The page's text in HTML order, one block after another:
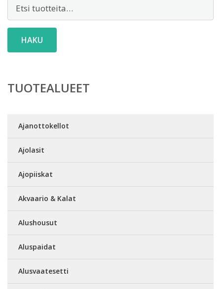
HAKU
TUOTEALUEET
Ajanottokellot
Ajolasit
Ajopiiskat
Akvaario & Kalat
Alushousut
Aluspaidat
Alusvaatesetti